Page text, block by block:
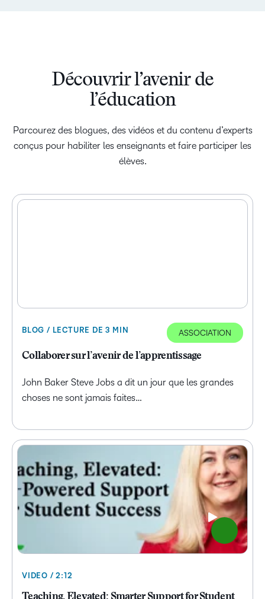
Découvrir l’avenir de
l’éducation
Parcourez des blogues, des vidéos et du contenu d’experts
conçus pour habiliter les enseignants et faire participer les
élèves.
BLOG / LECTURE DE 3 MIN ASSOCIATION
Collaborer sur l’avenir de l’apprentissage
John Baker Steve Jobs a dit un jour que les grandes
choses ne sont jamais faites…
VIDEO / 2:12